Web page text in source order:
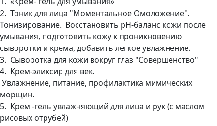
2. Тоник для лица "Моментальное Омоложение".
Тонизирование. Восстановить pH-баланс кожи после
умывания, подготовить кожу к проникновению
сыворотки и крема, добавить легкое увлажнение.
3. Сыворотка для кожи вокруг глаз "Совершенство"
4. Крем-эликсир для век.
Увлажнение, питание, профилактика мимических
морщин.
5. Крем -гель увлажняющий для лица и рук (с маслом
рисовых отрубей)